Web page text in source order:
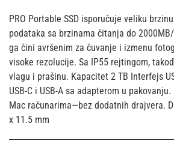
PRO Portable SSD isporučuje veliku
podataka sa brzinama čitanja do
ga čini avršenim za čuvanje i izmenu
visoke rezolucije. Sa IP55 rejtingom,
vlagu i prašinu. Kapacitet 2 TB Interfejs
USB-C i USB-A sa adapterom u
Mac računarima—bez dodatnih drajvera.
x 11.5 mm